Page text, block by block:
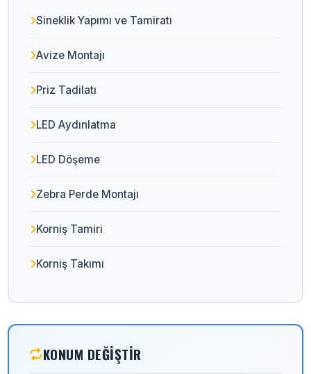
Sineklik Yapımı ve Tamiratı
Avize Montajı
Priz Tadilatı
LED Aydınlatma
LED Döşeme
Zebra Perde Montajı
Korniş Tamiri
Korniş Takımı
KONUM DEĞIŞTIR